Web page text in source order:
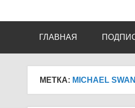
ГЛАВНАЯ
МЕТКА: MICHAEL SWAN